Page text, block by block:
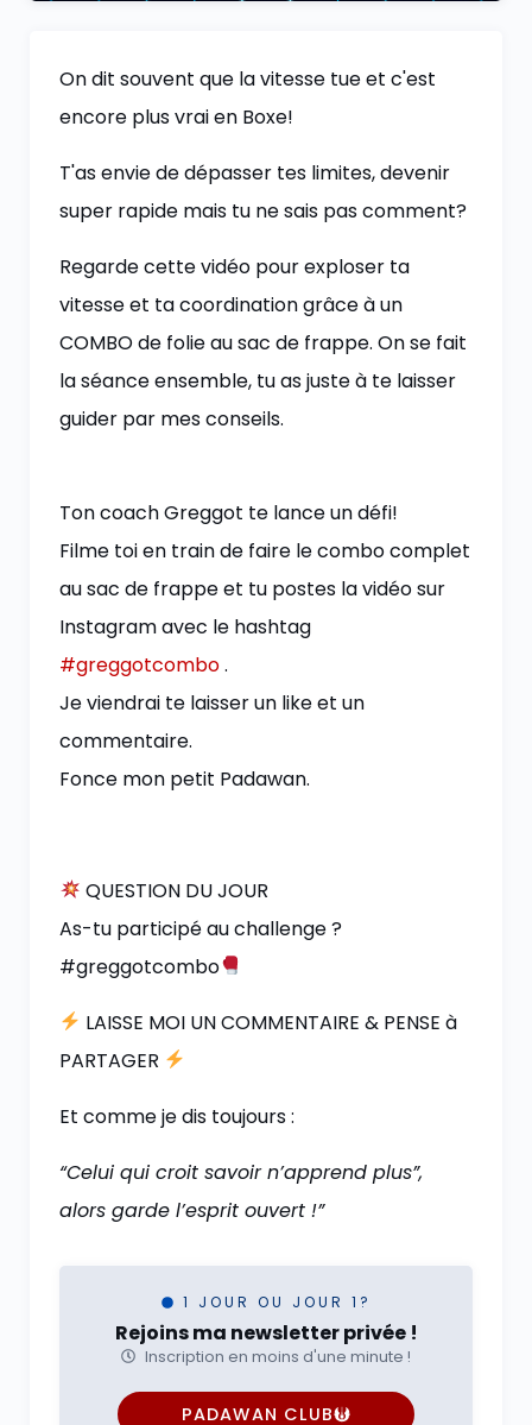
On dit souvent que la vitesse tue et c'est
encore plus vrai en Boxe!
T'as envie de dépasser tes limites, devenir
super rapide mais tu ne sais pas comment?
Regarde cette vidéo pour exploser ta
vitesse et ta coordination grâce à un
COMBO de folie au sac de frappe. On se fait
la séance ensemble, tu as juste à te laisser
guider par mes conseils.
Ton coach Greggot te lance un défi!
Filme toi en train de faire le combo complet
au sac de frappe et tu postes la vidéo sur
Instagram avec le hashtag
#greggotcombo.
Je viendrai te laisser un like et un
commentaire.
Fonce mon petit Padawan.
QUESTION DU JOUR
As-tu participé au challenge ?
#greggotcombo
LAISSE MOI UN COMMENTAIRE & PENSE à
PARTAGER
Et comme je dis toujours :
“Celui qui croit savoir n’apprend plus”,
alors garde l’esprit ouvert !”
1 JOUR OU JOUR 1?
Rejoins ma newsletter privée !
Inscription en moins d'une minute !
PADAWAN CLUB